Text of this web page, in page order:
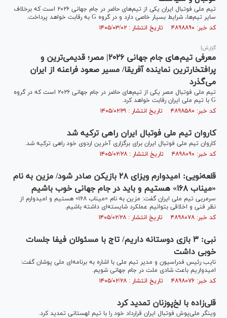
تیم ملی فوتبال ایران یکی از تیم‌های حاضر در جام جهانی ۲۰۲۶ است که برخلاف
سایر تیم‌ها، شرایط بسیار خاصی دارد و در گروه G به رقابت خواهد پرداخت.
کد خبر: ۴۸۹۸۸۹۰ تاریخ انتشار : ۱۴۰۵/۰۳/۰۲
گزارش|
معرفی تیم‌های جام جهانی ۲۰۲۶| مصر؛ قدیمی‌ترین و
پرافتخارترین نماینده آفریقا/ مسیر صعود فراعنه از ایران
می‌گذرد
تیم ملی فوتبال مصر یکی از تیم‌های حاضر در جام جهانی ۲۰۲۶ است که در گروه
G با تیم ملی ایران رقابت خواهد کرد.
کد خبر: ۴۸۹۸۵۸۰ تاریخ انتشار : ۱۴۰۵/۰۲/۳۱
کاروان تیم ملی فوتبال ایران راهی ترکیه شد
کاروان تیم ملی فوتبال ایران برای برگزاری آخرین اردوی خود راهی ترکیه شد.
کد خبر: ۴۸۹۸۰۹۰ تاریخ انتشار : ۱۴۰۵/۰۲/۲۸
قلعه‌نویی: امیدوارم ویزای ۲۸ بازیکن صادر شود/ مزین به نام
«میناب ۱۶۸» هستیم و باید در جام جهانی خوب باشیم
سرمربی تیم ملی ایران گفت: مزین به نام «میناب ۱۶۸» هستیم و امیدوارم از
نظر فنی و اخلاقی بتوانیم عملکرد شایسته‌ای داشته باشیم.
کد خبر: ۴۸۹۸۰۷۸ تاریخ انتشار : ۱۴۰۵/۰۲/۲۸
نبی: ۳ بازی دوستانه داریم/ تاج با مسئولان فیفا جلسات
خوبی داشت
نایب رئیس فدراسیون و مدیر تیم ملی با اشاره به برنامه‌ای ملی پوشان گفت:
امیدواریم باعث شادی ملت در جام جهانی شویم.
کد خبر: ۴۸۹۸۰۷۶ تاریخ انتشار : ۱۴۰۵/۰۲/۲۸
قلی‌زاده با لخ‌پوزنان تمدید کرد
وینگر ملی‌پوش فوتبال ایران قرارداد خود را با تیم لهستانی تمدید کرد.